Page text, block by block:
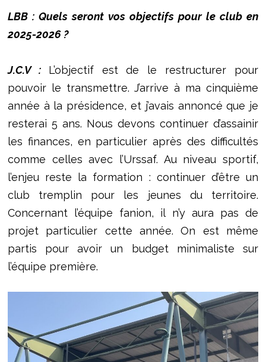
LBB : Quels seront vos objectifs pour le club en
2025-2026 ?
J.C.V : L’objectif est de le restructurer pour
pouvoir le transmettre. J’arrive à ma cinquième
année à la présidence, et j’avais annoncé que je
resterai 5 ans. Nous devons continuer d’assainir
les finances, en particulier après des difficultés
comme celles avec l’Urssaf. Au niveau sportif,
l’enjeu reste la formation : continuer d’être un
club tremplin pour les jeunes du territoire.
Concernant l’équipe fanion, il n’y aura pas de
projet particulier cette année. On est même
partis pour avoir un budget minimaliste sur
l’équipe première.